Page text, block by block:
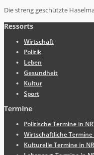
Die streng geschützte
Ressorts
Wirtschaft
Politik
Leben
Gesundheit
Kultur
Sport
Termine
Politische Termine in
Wirtschaftliche Termine
Kulturelle Termine in